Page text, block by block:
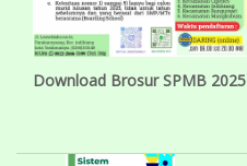
Download Brosur SPMB 2025